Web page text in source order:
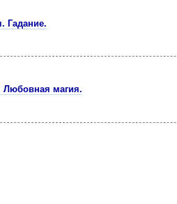
Гадание.
Любовная магия.